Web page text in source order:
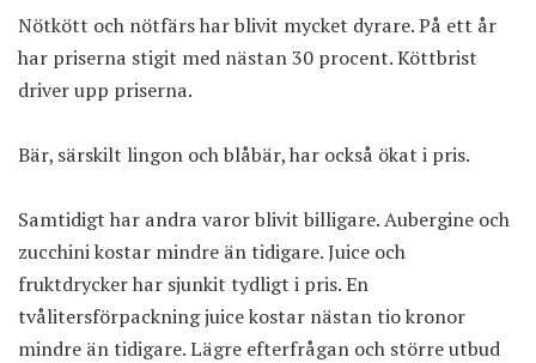
Nötkött och nötfärs har blivit mycket dyrare. På ett år
har priserna stigit med nästan 30 procent. Köttbrist
driver upp priserna.
Bär, särskilt lingon och blåbär, har också ökat i pris.
Samtidigt har andra varor blivit billigare. Aubergine och
zucchini kostar mindre än tidigare. Juice och
fruktdrycker har sjunkit tydligt i pris. En
tvålitersförpackning juice kostar nästan tio kronor
mindre än tidigare. Lägre efterfrågan och större utbud